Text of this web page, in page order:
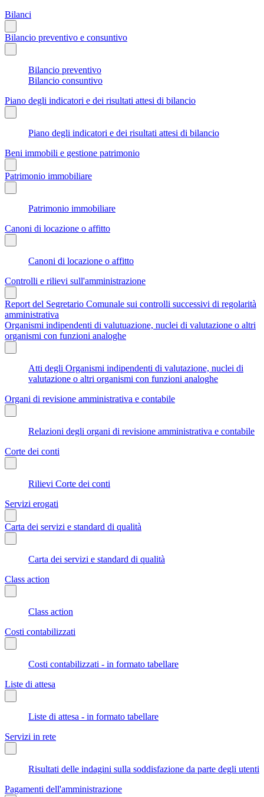
Bilanci
Bilancio preventivo e consuntivo
Bilancio preventivo
Bilancio consuntivo
Piano degli indicatori e dei risultati attesi di bilancio
Piano degli indicatori e dei risultati attesi di bilancio
Beni immobili e gestione patrimonio
Patrimonio immobiliare
Patrimonio immobiliare
Canoni di locazione o affitto
Canoni di locazione o affitto
Controlli e rilievi sull'amministrazione
Report del Segretario Comunale sui controlli successivi di regolarità
amministrativa
Organismi indipendenti di valutuazione, nuclei di valutazione o altri
organismi con funzioni analoghe
Atti degli Organismi indipendenti di valutazione, nuclei di
valutazione o altri organismi con funzioni analoghe
Organi di revisione amministrativa e contabile
Relazioni degli organi di revisione amministrativa e contabile
Corte dei conti
Rilievi Corte dei conti
Servizi erogati
Carta dei servizi e standard di qualità
Carta dei servizi e standard di qualità
Class action
Class action
Costi contabilizzati
Costi contabilizzati - in formato tabellare
Liste di attesa
Liste di attesa - in formato tabellare
Servizi in rete
Risultati delle indagini sulla soddisfazione da parte degli utenti
Pagamenti dell'amministrazione